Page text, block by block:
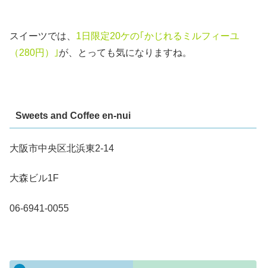
スイーツでは、 1日限定20ケの｢かじれるミルフィーユ
（280円）｣が、とっても気になりますね。
Sweets and Coffee en-nui
大阪市中央区北浜東2-14
大森ビル1F
06-6941-0055